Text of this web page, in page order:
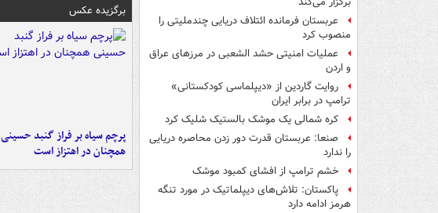
عربستان فرمانده ائتلاف دریایی چندملیتی را
منصوب کرد
عملیات امنیتی حشد الشعبی در مرزهای عراق
و اردن
روایت گاردین از «دیپلماسی کودکستانی»
ترامپ در برابر ایران
کره شمالی یک موشک بالستیک شلیک کرد
صنعا: عربستان قدرت دور زدن محاصره دریایی
را ندارد
خشم ترامپ از افشای کمبود موشک
پاکستان: تلاش‌های دیپلماتیک در مورد تنگه
هرمز ادامه دارد
برگزیده عکس
پرچم سیاه بر فراز گنبد حسینی
همچنان در اهتزاز است